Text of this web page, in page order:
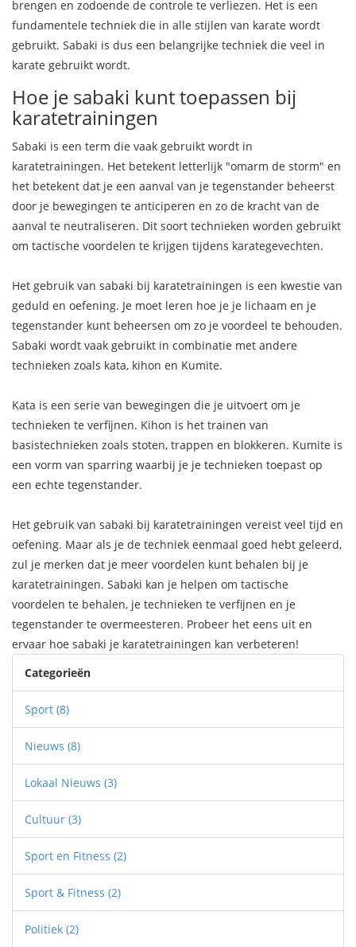
brengen en zodoende de controle te verliezen. Het is een
fundamentele techniek die in alle stijlen van karate wordt
gebruikt. Sabaki is dus een belangrijke techniek die veel in
karate gebruikt wordt.
Hoe je sabaki kunt toepassen bij
karatetrainingen
Sabaki is een term die vaak gebruikt wordt in
karatetrainingen. Het betekent letterlijk "omarm de storm" en
het betekent dat je een aanval van je tegenstander beheerst
door je bewegingen te anticiperen en zo de kracht van de
aanval te neutraliseren. Dit soort technieken worden gebruikt
om tactische voordelen te krijgen tijdens karategevechten.
Het gebruik van sabaki bij karatetrainingen is een kwestie van
geduld en oefening. Je moet leren hoe je je lichaam en je
tegenstander kunt beheersen om zo je voordeel te behouden.
Sabaki wordt vaak gebruikt in combinatie met andere
technieken zoals kata, kihon en Kumite.
Kata is een serie van bewegingen die je uitvoert om je
technieken te verfijnen. Kihon is het trainen van
basistechnieken zoals stoten, trappen en blokkeren. Kumite is
een vorm van sparring waarbij je je technieken toepast op
een echte tegenstander.
Het gebruik van sabaki bij karatetrainingen vereist veel tijd en
oefening. Maar als je de techniek eenmaal goed hebt geleerd,
zul je merken dat je meer voordelen kunt behalen bij je
karatetrainingen. Sabaki kan je helpen om tactische
voordelen te behalen, je technieken te verfijnen en je
tegenstander te overmeesteren. Probeer het eens uit en
ervaar hoe sabaki je karatetrainingen kan verbeteren!
Categorieën
Sport (8)
Nieuws (8)
Lokaal Nieuws (3)
Cultuur (3)
Sport en Fitness (2)
Sport & Fitness (2)
Politiek (2)